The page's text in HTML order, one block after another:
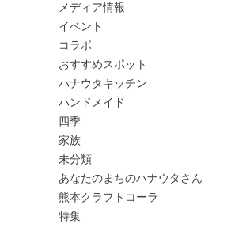
メディア情報
イベント
コラボ
おすすめスポット
ハナウタキッチン
ハンドメイド
四季
家族
未分類
あなたのまちのハナウタさん
熊本クラフトコーラ
特集